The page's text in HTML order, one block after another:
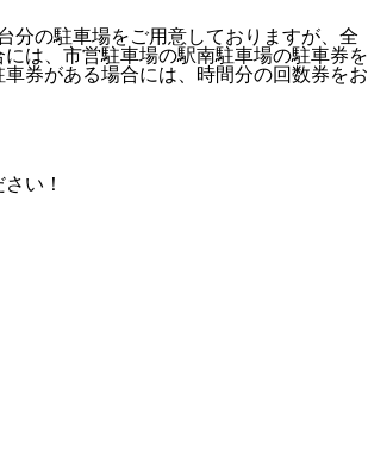
分の駐車場をご用意しておりますが、全
は、市営駐車場の駅南駐車場の駐車券を
券がある場合には、時間分の回数券をお
い！